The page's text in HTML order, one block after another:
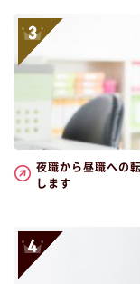
夜職から昼職への
します